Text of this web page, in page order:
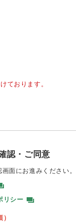
ております。
認・ご同意
画面にお進みください。
リシー
）